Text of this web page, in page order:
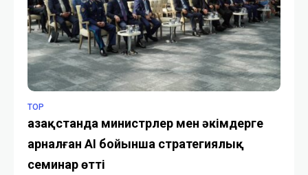
TOP
Қазақстанда министрлер мен әкімдерге
арналған AI бойынша стратегиялық
семинар өтті